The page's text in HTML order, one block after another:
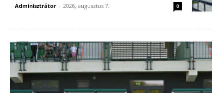
Adminisztrátor - 2026, augusztus 7. 0